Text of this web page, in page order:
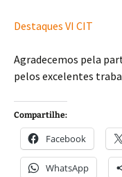
Destaques VI CIT
Agradecemos pela
pelos excelentes
Compartilhe:
Facebook
WhatsApp